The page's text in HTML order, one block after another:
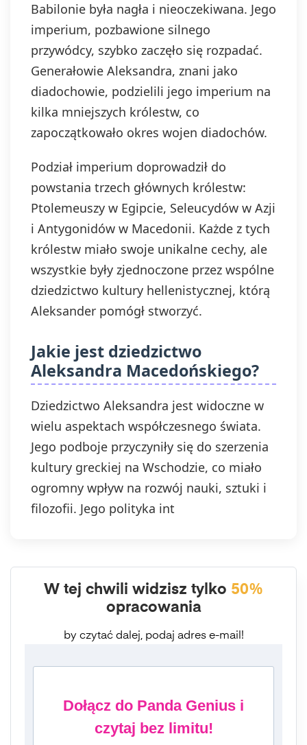
Babilonie była nagła i nieoczekiwana. Jego
imperium, pozbawione silnego
przywódcy, szybko zaczęło się rozpadać.
Generałowie Aleksandra, znani jako
diadochowie, podzielili jego imperium na
kilka mniejszych królestw, co
zapoczątkowało okres wojen diadochów.
Podział imperium doprowadził do
powstania trzech głównych królestw:
Ptolemeuszy w Egipcie, Seleucydów w Azji
i Antygonidów w Macedonii. Każde z tych
królestw miało swoje unikalne cechy, ale
wszystkie były zjednoczone przez wspólne
dziedzictwo kultury hellenistycznej, którą
Aleksander pomógł stworzyć.
Jakie jest dziedzictwo
Aleksandra Macedońskiego?
Dziedzictwo Aleksandra jest widoczne w
wielu aspektach współczesnego świata.
Jego podboje przyczyniły się do szerzenia
kultury greckiej na Wschodzie, co miało
ogromny wpływ na rozwój nauki, sztuki i
filozofii. Jego polityka int
W tej chwili widzisz tylko 50%
opracowania
by czytać dalej, podaj adres e-mail!
Dołącz do Panda Genius i
czytaj bez limitu!